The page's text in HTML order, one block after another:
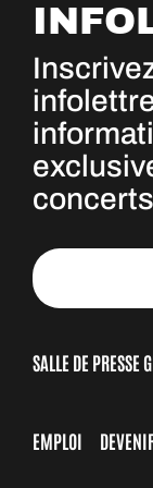
SALLE DE PRESSE
EMPLOI